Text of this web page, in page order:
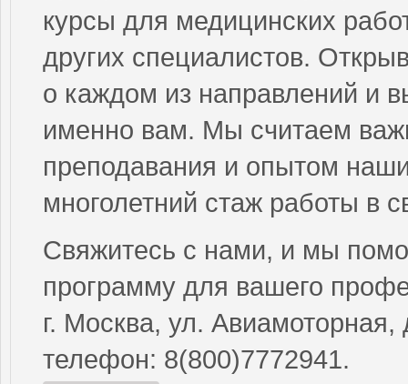
курсы для медицинских
других специалистов.
о каждом из направлений и
именно вам. Мы считаем
преподавания и опытом
многолетний стаж работы в
Свяжитесь с нами, и мы
программу для вашего
г. Москва, ул.
телефон: 8(800)7772941.